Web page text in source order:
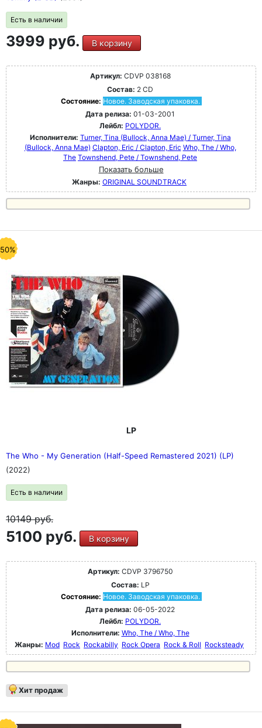
Есть в наличии
3999 руб. В корзину
Артикул: CDVP 038168
Состав: 2 CD
Состояние: Новое. Заводская упаковка.
Дата релиза: 01-03-2001
Лейбл: POLYDOR.
Исполнители: Turner, Tina (Bullock, Anna Mae) / Turner, Tina
(Bullock, Anna Mae) Clapton, Eric / Clapton, Eric Who, The / Who,
The Townshend, Pete / Townshend, Pete
Показать больше
Жанры: ORIGINAL SOUNDTRACK
LP
The Who - My Generation (Half-Speed Remastered 2021) (LP)
(2022)
Есть в наличии
10149руб.
5100 руб. В корзину
Артикул: CDVP 3796750
Состав: LP
Состояние: Новое. Заводская упаковка.
Дата релиза: 06-05-2022
Лейбл: POLYDOR.
Исполнители: Who, The / Who, The
Жанры: Mod Rock Rockabilly Rock Opera Rock & Roll Rocksteady
Хит продаж